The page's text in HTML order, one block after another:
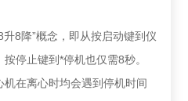
8降”概念，即从按启动键到仪
停止键到*停机也仅需8秒。
在离心时均会遇到停机时间